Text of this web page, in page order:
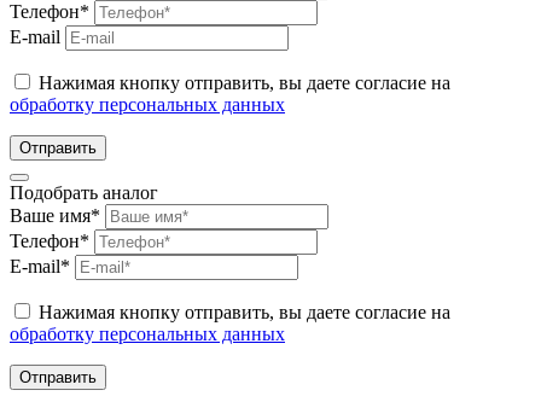
Телефон*
E-mail
Нажимая кнопку отправить, вы даете согласие на
обработку персональных данных
Отправить
Подобрать аналог
Ваше имя*
Телефон*
E-mail*
Нажимая кнопку отправить, вы даете согласие на
обработку персональных данных
Отправить